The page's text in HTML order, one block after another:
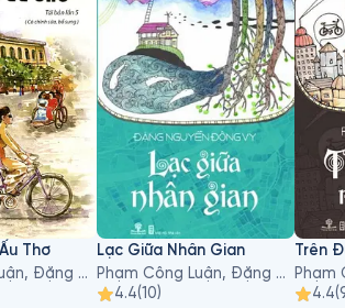
Thơ
Phạm Công Luận, Đặng Nguyễn Đông Vy
Lạc Giữa Nhân Gian
Phạm Công Luận, Đặng Nguyễn Đông Vy
4.4(10)
Trên
4.4(